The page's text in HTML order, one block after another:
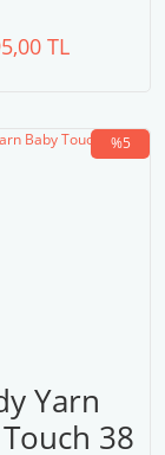
TL
%5
Yarn
38